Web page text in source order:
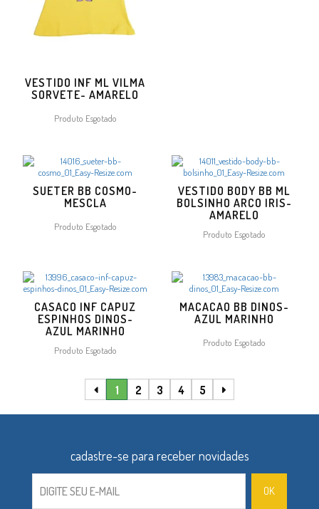
VESTIDO INF ML VILMA
SORVETE- AMARELO
Produto Esgotado
SUETER BB COSMO-
MESCLA
Produto Esgotado
VESTIDO BODY BB ML
BOLSINHO ARCO IRIS-
AMARELO
Produto Esgotado
CASACO INF CAPUZ
ESPINHOS DINOS-
AZUL MARINHO
Produto Esgotado
MACACAO BB DINOS-
AZUL MARINHO
Produto Esgotado
1 2 3 4 5